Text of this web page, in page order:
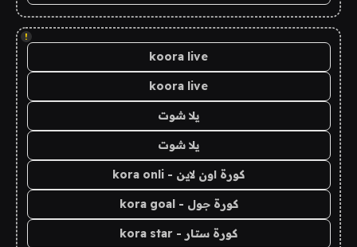
!
koora live
koora live
يلا شوت
يلا شوت
كورة اون لاين - kora onli
كورة جول - kora goal
كورة ستار - kora star